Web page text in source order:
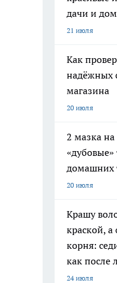
дачи и
21 июля
Как
надёжных
магазина
20 июля
2 мазка
домашних
20 июля
Крашу
краской, а
корня:
как после
24 июля